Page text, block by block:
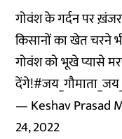
गोवंश के गर्दन पर
किसानों का खेत चरने
गोवंश को भूखे प्यासे
देंगे!
— Keshav Prasad
24, 2022